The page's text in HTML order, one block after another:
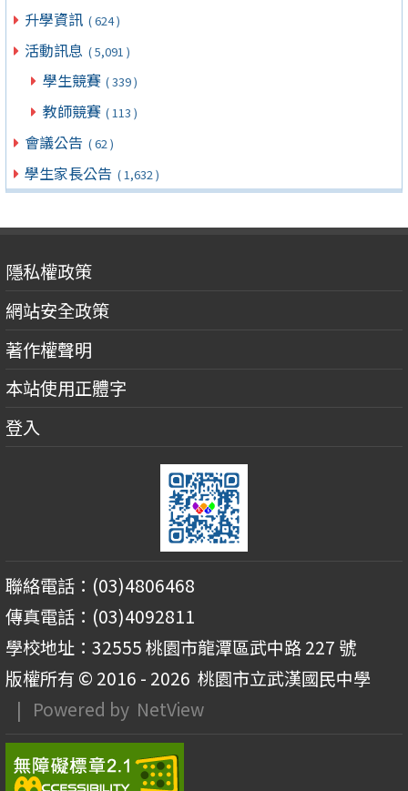
升學資訊 ( 624 )
活動訊息 ( 5,091 )
學生競賽 ( 339 )
教師競賽 ( 113 )
會議公告 ( 62 )
學生家長公告 ( 1,632 )
隱私權政策
網站安全政策
著作權聲明
本站使用正體字
登入
聯絡電話：(03)4806468
傳真電話：(03)4092811
學校地址：32555 桃園市龍潭區武中路 227 號
版權所有 © 2016 - 2026 桃園市立武漢國民中學
| Powered by NetView